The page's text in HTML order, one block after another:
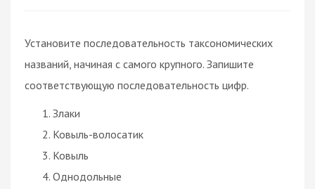
Установите последовательность таксономических
названий, начиная с самого крупного. Запишите
соответствующую последовательность цифр.
Злаки
Ковыль-волосатик
Ковыль
Однодольные